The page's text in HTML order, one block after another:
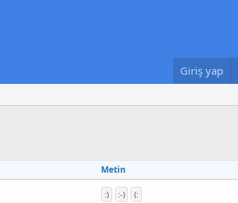
Giriş yap
Metin
:) :-) (: